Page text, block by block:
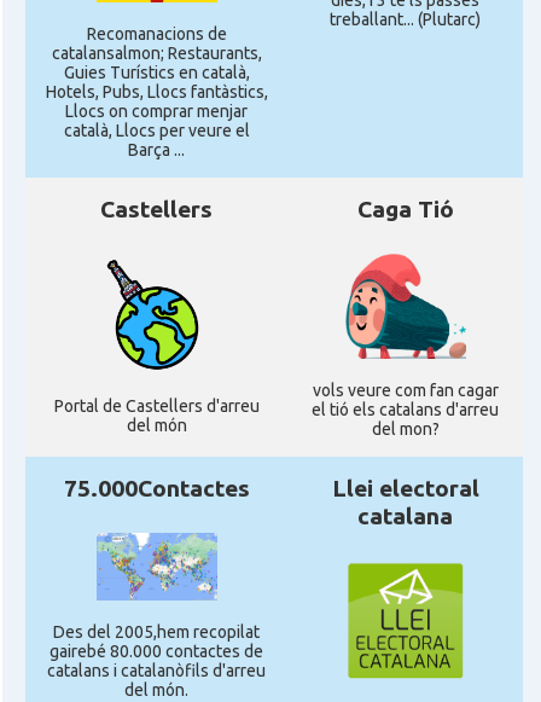
Catalans a MILTON KEYNES
CAMON Catalans a Newcastle upon Tyne
CAMON
CAMON Catalans a Portsmouth
CAMON
Catalans a RUGBY
Catalans a SHEFFIELD
CAMON Catalans a SOUTHAMPTON
CAMON Catalans a STIRLING
Recomanacions de
catalansalmon; Restaurants,
Guies Turístics en català,
Hotels, Pubs, Llocs fantàstics,
Llocs on comprar menjar
català, Llocs per veure el
Barça ...
treballant... (Plutarc)
Castellers
Portal de Castellers d'arreu
del món
Caga Tió
vols veure com fan cagar
el tió els catalans d'arreu
del mon?
75.000Contactes
Des del 2005,hem recopilat
gairebé 80.000 contactes de
catalans i catalanòfils d'arreu
del món.
Llei electoral
catalana